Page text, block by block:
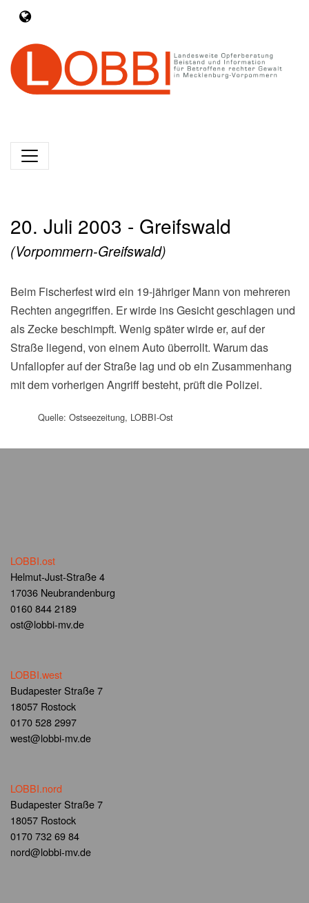
20. Juli 2003 - Greifswald
(Vorpommern-Greifswald)
Beim Fischerfest wird ein 19-jähriger Mann von mehreren
Rechten angegriffen. Er wirde ins Gesicht geschlagen und
als Zecke beschimpft. Wenig später wirde er, auf der
Straße liegend, von einem Auto überrollt. Warum das
Unfallopfer auf der Straße lag und ob ein Zusammenhang
mit dem vorherigen Angriff besteht, prüft die Polizei.
Quelle: Ostseezeitung, LOBBI-Ost
LOBBI.ost
Helmut-Just-Straße 4
17036 Neubrandenburg
0160 844 2189
ost@lobbi-mv.de
LOBBI.west
Budapester Straße 7
18057 Rostock
0170 528 2997
west@lobbi-mv.de
LOBBI.nord
Budapester Straße 7
18057 Rostock
0170 732 69 84
nord@lobbi-mv.de